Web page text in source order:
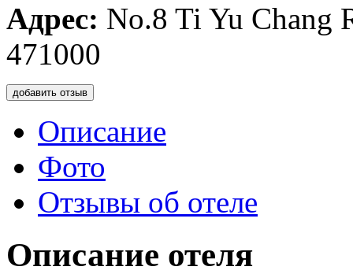
Адрес: No.8 Ti Yu Chang
471000
добавить отзыв
Описание
Фото
Отзывы об отеле
Описание отеля